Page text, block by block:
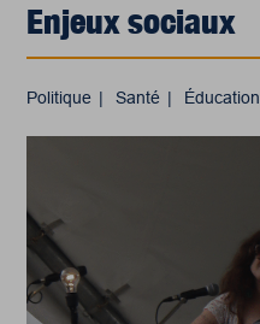
Enjeux sociaux
Politique Santé Éducation